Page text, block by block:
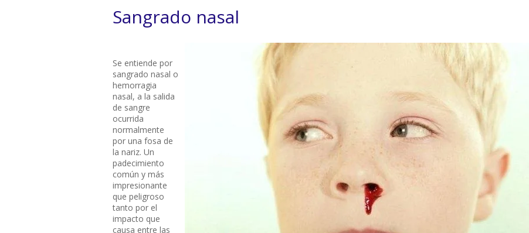
Sangrado nasal
Se entiende por
sangrado nasal o
hemorragia
nasal, a la salida
de sangre
ocurrida
normalmente
por una fosa de
la nariz. Un
padecimiento
común y más
impresionante
que peligroso
tanto por el
impacto que
causa entre las